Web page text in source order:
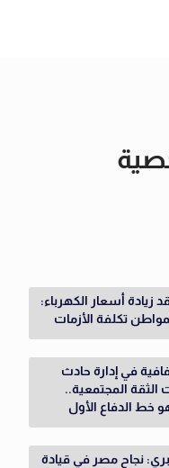
زيادة أسعار الكهرباء:
تكلفة الأزمات
في إدارة حادث
الثقة المجتمعية..
خط الدفاع الأول
نجاح مصر في قيادة